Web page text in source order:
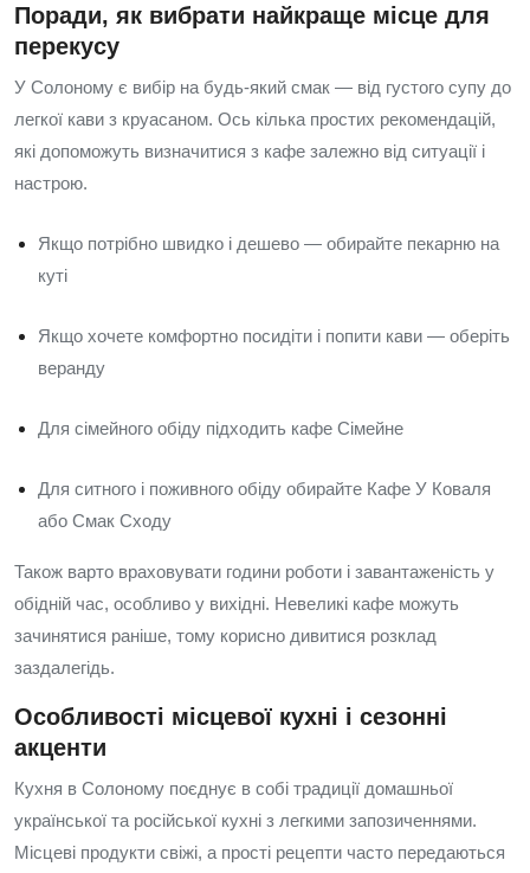
Поради, як вибрати найкраще місце для
перекусу
У Солоному є вибір на будь-який смак — від густого супу до
легкої кави з круасаном. Ось кілька простих рекомендацій,
які допоможуть визначитися з кафе залежно від ситуації і
настрою.
Якщо потрібно швидко і дешево — обирайте пекарню на
куті
Якщо хочете комфортно посидіти і попити кави — оберіть
веранду
Для сімейного обіду підходить кафе Сімейне
Для ситного і поживного обіду обирайте Кафе У Коваля
або Смак Сходу
Також варто враховувати години роботи і завантаженість у
обідній час, особливо у вихідні. Невеликі кафе можуть
зачинятися раніше, тому корисно дивитися розклад
заздалегідь.
Особливості місцевої кухні і сезонні
акценти
Кухня в Солоному поєднує в собі традиції домашньої
української та російської кухні з легкими запозиченнями.
Місцеві продукти свіжі, а прості рецепти часто передаються